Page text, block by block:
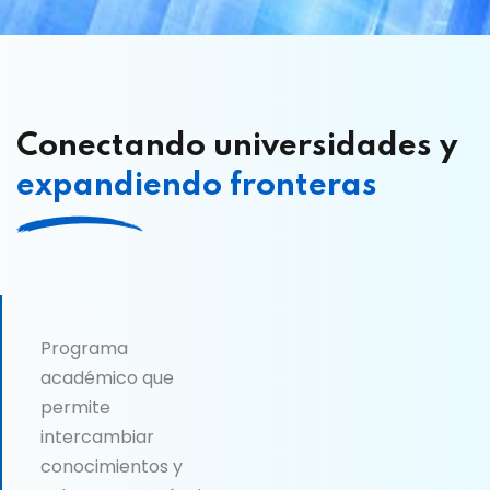
Conectando universidades y
expandiendo fronteras
Programa
académico que
permite
intercambiar
conocimientos y